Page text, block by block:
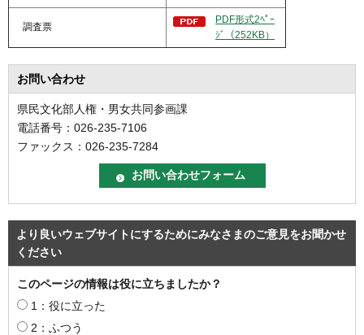
調査票
PDF形式2ﾍﾟｰ
ｼﾞ（252KB）
お問い合わせ
県民文化部人権・男女共同参画課
電話番号：026-235-7106
ファックス：026-235-7284
より良いウェブサイトにするためにみなさまのご意見をお聞かせ
ください
このページの情報は役に立ちましたか？
1：役に立った
2：ふつう